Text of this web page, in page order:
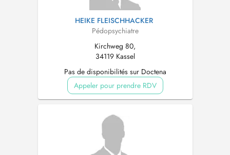
HEIKE FLEISCHHACKER
Pédopsychiatre
Kirchweg 80,
34119 Kassel
Pas de disponibilités sur Doctena
Appeler pour prendre RDV